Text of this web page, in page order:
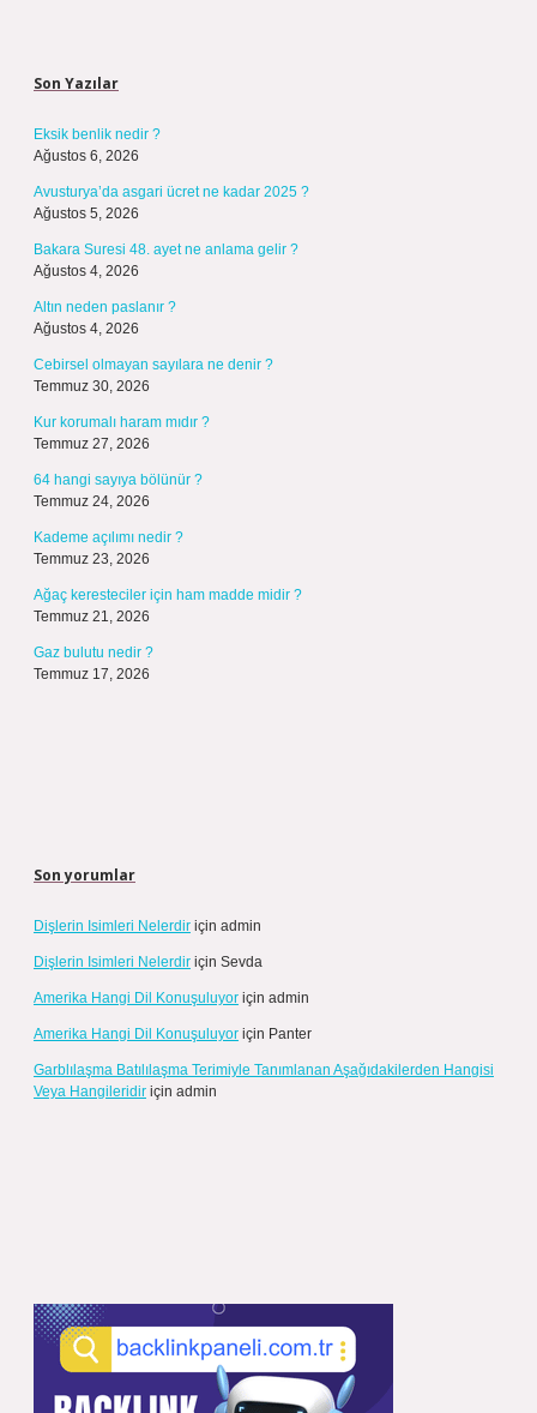
Son Yazılar
Eksik benlik nedir ?
Ağustos 6, 2026
Avusturya’da asgari ücret ne kadar 2025 ?
Ağustos 5, 2026
Bakara Suresi 48. ayet ne anlama gelir ?
Ağustos 4, 2026
Altın neden paslanır ?
Ağustos 4, 2026
Cebirsel olmayan sayılara ne denir ?
Temmuz 30, 2026
Kur korumalı haram mıdır ?
Temmuz 27, 2026
64 hangi sayıya bölünür ?
Temmuz 24, 2026
Kademe açılımı nedir ?
Temmuz 23, 2026
Ağaç keresteciler için ham madde midir ?
Temmuz 21, 2026
Gaz bulutu nedir ?
Temmuz 17, 2026
Son yorumlar
Dişlerin Isimleri Nelerdir için admin
Dişlerin Isimleri Nelerdir için Sevda
Amerika Hangi Dil Konuşuluyor için admin
Amerika Hangi Dil Konuşuluyor için Panter
Garblılaşma Batılılaşma Terimiyle Tanımlanan Aşağıdakilerden Hangisi
Veya Hangileridir için admin